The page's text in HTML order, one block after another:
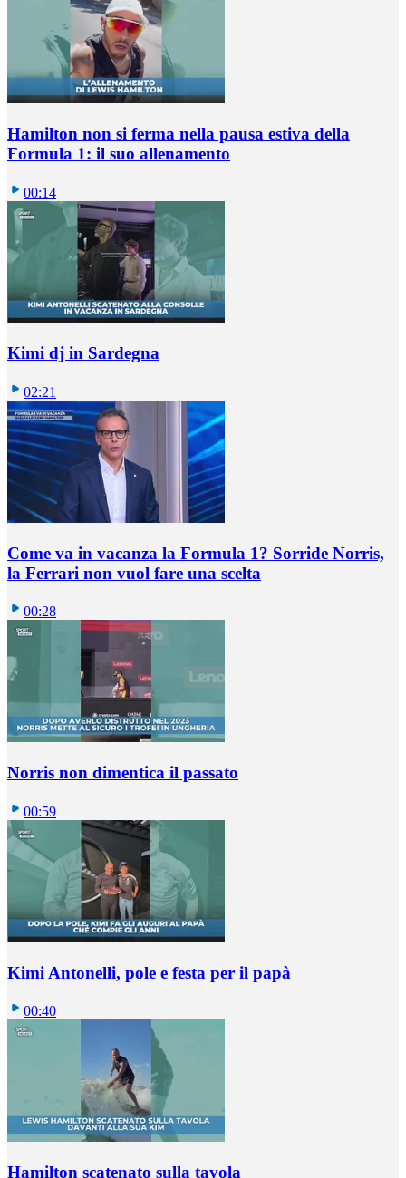
Hamilton non si ferma nella pausa estiva della
Formula 1: il suo allenamento
00:14
Kimi dj in Sardegna
02:21
Come va in vacanza la Formula 1? Sorride Norris,
la Ferrari non vuol fare una scelta
00:28
Norris non dimentica il passato
00:59
Kimi Antonelli, pole e festa per il papà
00:40
Hamilton scatenato sulla tavola